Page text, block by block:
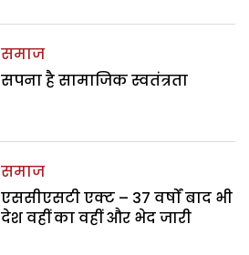
समाज
सपना है सामाजिक स्वतंत्रता
समाज
एससीएसटी एक्ट – 37 वर्षों बाद भी
देश वहीं का वहीं और भेद जारी